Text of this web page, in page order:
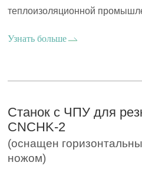
теплоизоляционной
Узнать больше
Станок с ЧПУ для
CNCHK-2
(оснащен
ножом)